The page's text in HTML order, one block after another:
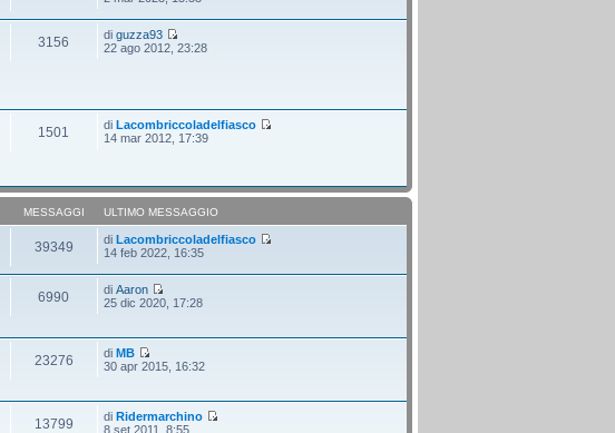
3156 diguzza93
22 ago 2012, 23:28
1501 diLacombriccoladelfiasco
14 mar 2012, 17:39
MESSAGGI ULTIMO MESSAGGIO
39349 diLacombriccoladelfiasco
14 feb 2022, 16:35
6990 diAaron
25 dic 2020, 17:28
23276 diMB
30 apr 2015, 16:32
13799 diRidermarchino
8 set 2011, 8:55